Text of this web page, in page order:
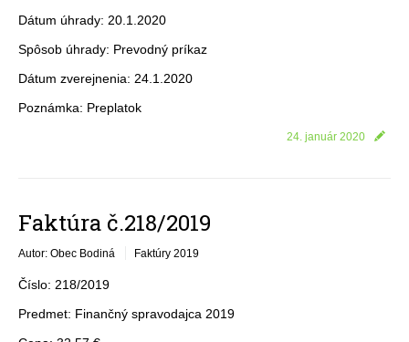
Dátum úhrady: 20.1.2020
Spôsob úhrady: Prevodný príkaz
Dátum zverejnenia: 24.1.2020
Poznámka: Preplatok
24. január 2020
Faktúra č.218/2019
Autor: Obec Bodiná Faktúry 2019
Číslo: 218/2019
Predmet: Finančný spravodajca 2019